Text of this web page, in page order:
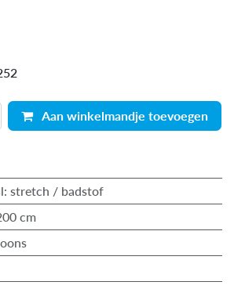
Aan winkelmandje toevoegen
: stretch / badstof
cm